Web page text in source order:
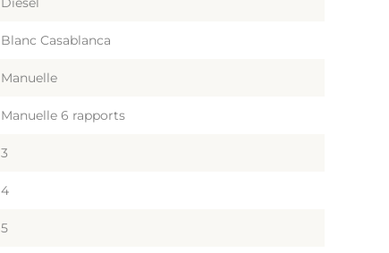
Blanc Casablanca
Manuelle
Manuelle 6 rapports
3
4
5